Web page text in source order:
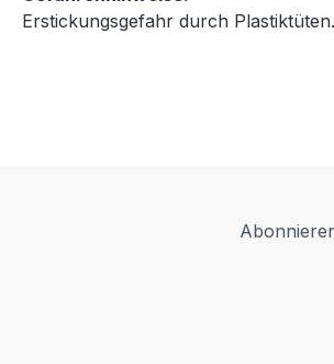
Erstickungsgefahr durch